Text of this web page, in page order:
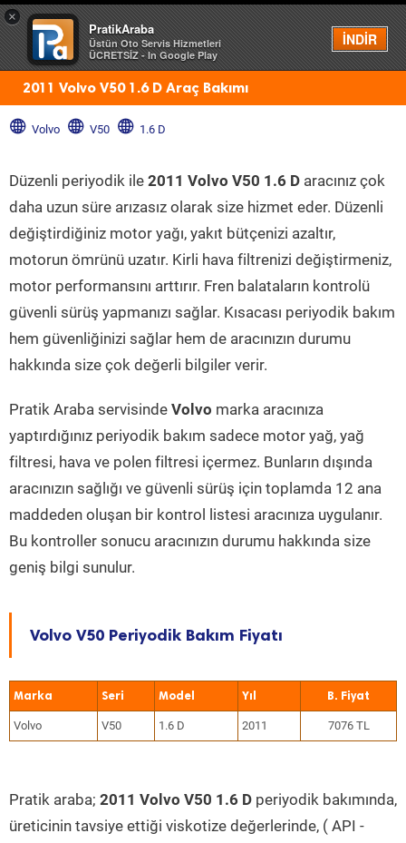
×
PratikAraba
Üstün Oto Servis Hizmetleri
ÜCRETSİZ - In Google Play
İNDİR
Menü
2011 Volvo V50 1.6 D Araç Bakımı
Volvo V50 1.6 D
Düzenli periyodik ile 2011 Volvo V50 1.6 D aracınız çok
daha uzun süre arızasız olarak size hizmet eder. Düzenli
değiştirdiğiniz motor yağı, yakıt bütçenizi azaltır,
motorun ömrünü uzatır. Kirli hava filtrenizi değiştirmeniz,
motor performansını arttırır. Fren balataların kontrolü
güvenli sürüş yapmanızı sağlar. Kısacası periyodik bakım
hem güvenliğinizi sağlar hem de aracınızın durumu
hakkında size çok değerli bilgiler verir.
Pratik Araba servisinde Volvo marka aracınıza
yaptırdığınız periyodik bakım sadece motor yağ, yağ
filtresi, hava ve polen filtresi içermez. Bunların dışında
aracınızın sağlığı ve güvenli sürüş için toplamda 12 ana
maddeden oluşan bir kontrol listesi aracınıza uygulanır.
Bu kontroller sonucu aracınızın durumu hakkında size
geniş bilgi sunulur.
Volvo V50 Periyodik Bakım Fiyatı
Marka Seri Model Yıl
Volvo V50 1.6 D 2011 7076 TL
Pratik araba; 2011 Volvo V50 1.6 D periyodik bakımında,
üreticinin tavsiye ettiği viskotize değerlerinde, ( API -